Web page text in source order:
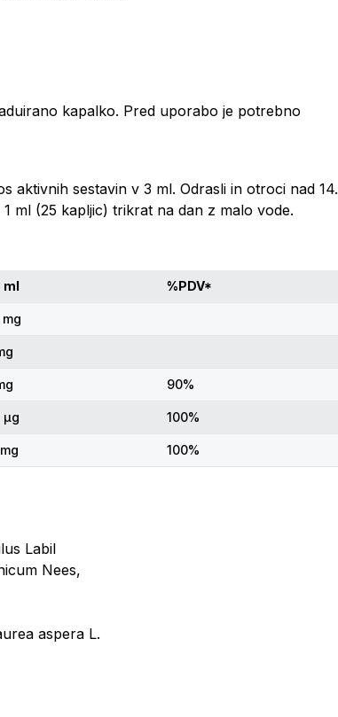
kapalko. Pred uporabo je potrebno
aktivnih sestavin v 3 ml. Odrasli in otroci nad 14.
ml (25 kapljic) trikrat na dan z malo vode.
ml %PDV*
90%
µg 100%
100%
Labil
Nees,
aspera L.